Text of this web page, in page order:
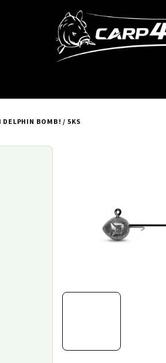
DELPHIN BOMB! / 5KS